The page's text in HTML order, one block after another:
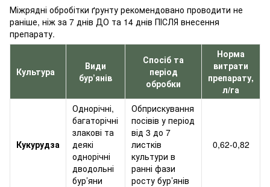
Міжрядні обробітки ґрунту рекомендовано проводити не
раніше, ніж за 7 днів ДО та 14 днів ПІСЛЯ внесення
препарату.
Культура
Види
бур’янів
Спосіб та
період
обробки
Норма
витрати
препарату,
л/га
Кукурудза
Однорічні,
багаторічні
злакові та
деякі
однорічні
дводольні
бур’яни
Обприскування
посівів у період
від 3 до 7
листків
культури в
ранні фази
росту бур’янів
0,62-0,82